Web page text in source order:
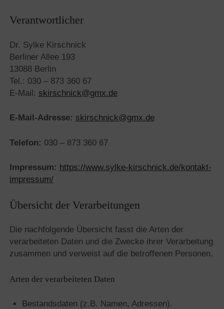
Verantwortlicher
Dr. Sylke Kirschnick
Berliner Allee 193
13088 Berlin
Tel.: 030 – 873 360 67
E-Mail: skirschnick@gmx.de
E-Mail-Adresse: skirschnick@gmx.de
Telefon: 030 – 873 360 67
Impressum: https://www.sylke-kirschnick.de/kontakt-
impressum/
Übersicht der Verarbeitungen
Die nachfolgende Übersicht fasst die Arten der
verarbeiteten Daten und die Zwecke ihrer Verarbeitung
zusammen und verweist auf die betroffenen Personen.
Arten der verarbeiteten Daten
Bestandsdaten (z.B. Namen, Adressen).